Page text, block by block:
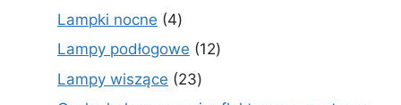
produktów
Lampki nocne 44
produkty
Lampy podłogowe 1212
Lampy wiszące 2323
produkty